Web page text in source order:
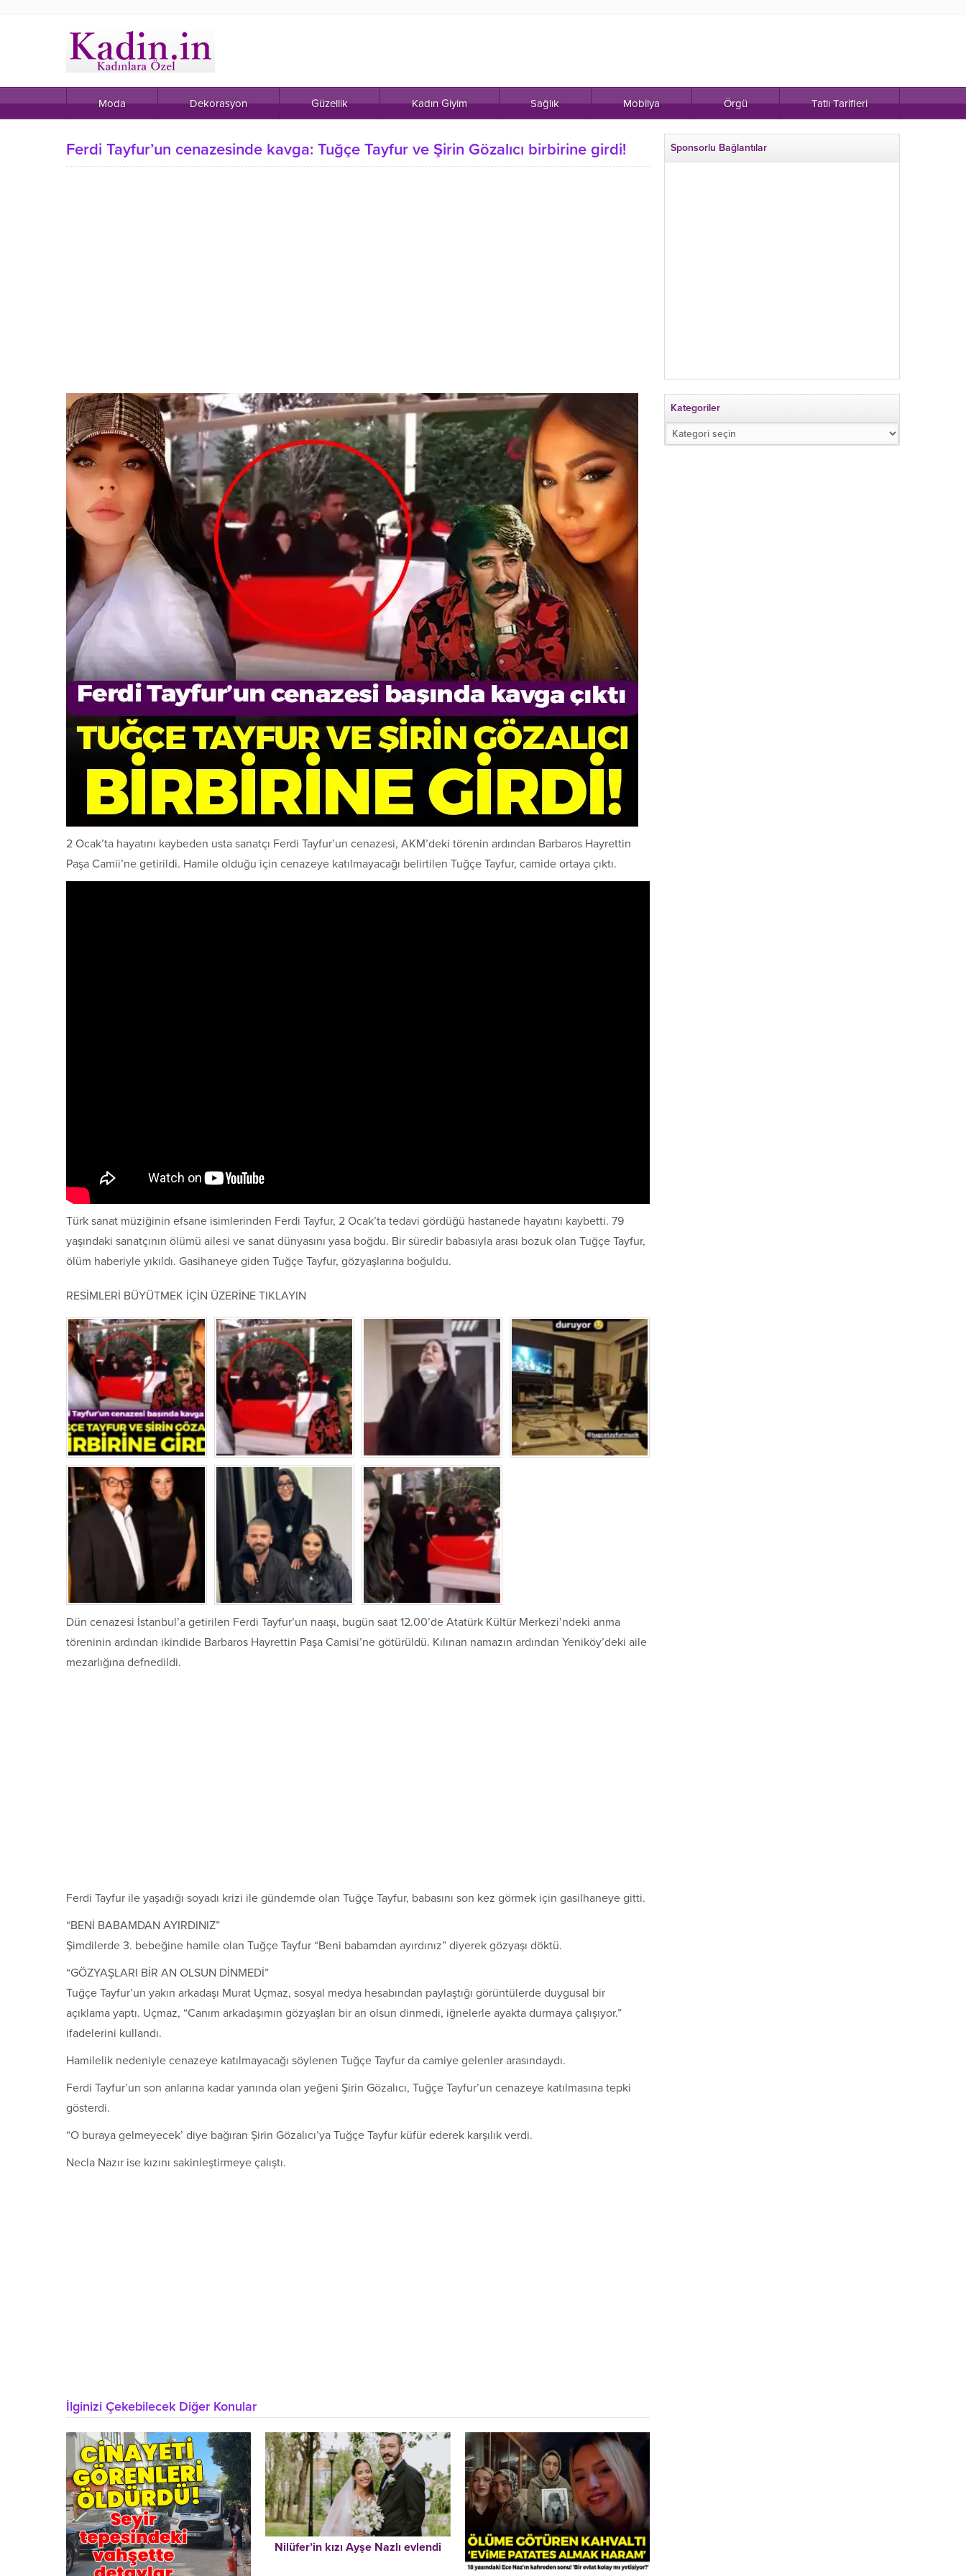
Moda Dekorasyon Güzellik Kadın Giyim Sağlık Mobilya Örgü Tatlı Tarifleri
Ferdi Tayfur’un cenazesinde kavga: Tuğçe Tayfur ve Şirin Gözalıcı birbirine girdi!
2 Ocak’ta hayatını kaybeden usta sanatçı Ferdi Tayfur’un cenazesi, AKM’deki törenin ardından Barbaros Hayrettin
Paşa Camii’ne getirildi. Hamile olduğu için cenazeye katılmayacağı belirtilen Tuğçe Tayfur, camide ortaya çıktı.
Türk sanat müziğinin efsane isimlerinden Ferdi Tayfur, 2 Ocak’ta tedavi gördüğü hastanede hayatını kaybetti. 79
yaşındaki sanatçının ölümü ailesi ve sanat dünyasını yasa boğdu. Bir süredir babasıyla arası bozuk olan Tuğçe Tayfur,
ölüm haberiyle yıkıldı. Gasihaneye giden Tuğçe Tayfur, gözyaşlarına boğuldu.
RESİMLERİ BÜYÜTMEK İÇİN ÜZERİNE TIKLAYIN
Dün cenazesi İstanbul’a getirilen Ferdi Tayfur’un naaşı, bugün saat 12.00’de Atatürk Kültür Merkezi’ndeki anma
töreninin ardından ikindide Barbaros Hayrettin Paşa Camisi’ne götürüldü. Kılınan namazın ardından Yeniköy’deki aile
mezarlığına defnedildi.
Ferdi Tayfur ile yaşadığı soyadı krizi ile gündemde olan Tuğçe Tayfur, babasını son kez görmek için gasilhaneye gitti.
“BENİ BABAMDAN AYIRDINIZ”
Şimdilerde 3. bebeğine hamile olan Tuğçe Tayfur “Beni babamdan ayırdınız” diyerek gözyaşı döktü.
“GÖZYAŞLARI BİR AN OLSUN DİNMEDİ”
Tuğçe Tayfur’un yakın arkadaşı Murat Uçmaz, sosyal medya hesabından paylaştığı görüntülerde duygusal bir
açıklama yaptı. Uçmaz, “Canım arkadaşımın gözyaşları bir an olsun dinmedi, iğnelerle ayakta durmaya çalışıyor.”
ifadelerini kullandı.
Hamilelik nedeniyle cenazeye katılmayacağı söylenen Tuğçe Tayfur da camiye gelenler arasındaydı.
Ferdi Tayfur’un son anlarına kadar yanında olan yeğeni Şirin Gözalıcı, Tuğçe Tayfur’un cenazeye katılmasına tepki
gösterdi.
“O buraya gelmeyecek’ diye bağıran Şirin Gözalıcı’ya Tuğçe Tayfur küfür ederek karşılık verdi.
Necla Nazır ise kızını sakinleştirmeye çalıştı.
İlginizi Çekebilecek Diğer Konular
Nilüfer’in kızı Ayşe Nazlı evlendi
Sponsorlu Bağlantılar
Kategoriler
Kategoriler